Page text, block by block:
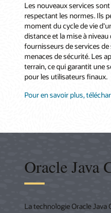
Les nouveaux services
respectant les normes. Ils
moment du cycle de vie
distance et la mise à
fournisseurs de services
menaces de sécurité. Les
terrain, ce qui garantit une
pour les utilisateurs finaux.
Pour en savoir plus,
Oracle Java
La technologie Oracle